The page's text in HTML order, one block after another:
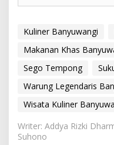
Kuliner Banyuwangi
Makanan Khas
Sego Tempong
Warung Legendaris
Wisata Kuliner
Writer: Addya Rizki
Suhono